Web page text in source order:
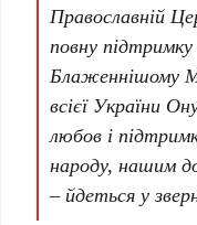
Православній
повну
Блаженнішому
всієї України
любов і
народу, нашим
– йдеться у